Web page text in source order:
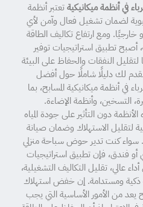
في أنظمة ميكانيكيةتعتبر أنظمة
لضمان تشغيل فعال وآمن لأي
ومع ارتفاع تكاليف الطاقة
أصبح تطبيق استراتيجيات توفير
لتقليل النفقات والحفاظ على البيئة
لك دليلًا شاملًا حول أفضل
في أنظمة ميكانيكية المسابح، بما
التسخين، وأنظمة الإضاءة.
دون التأثير على جودة المياه
لتقليل الاستهلاك وضمان صيانة
سواء كنت تدير حوض سباحة منزلي
أو فندق، فإن تطبيق استراتيجيات
عالي، تقليل التكاليف التشغيلية،
ذكية ومستدامة. إن خفض استهلاك
يعد من الأمور الأساسية التي يجب